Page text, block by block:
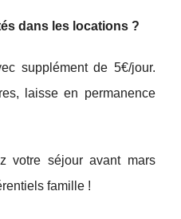
dans les locations ?
supplément de 5€/jour.
laisse en permanence
votre séjour avant mars
famille !